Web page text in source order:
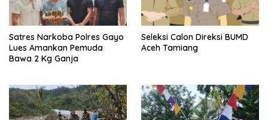
Satres Narkoba Polres Gayo
Lues Amankan Pemuda
Bawa 2 Kg Ganja
Seleksi Calon Direksi BUMD
Aceh Tamiang